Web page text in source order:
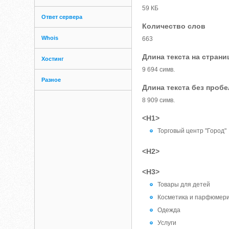
Ответ сервера
Whois
Хостинг
Разное
59 КБ
Количество слов
663
Длина текста на
9 694 симв.
Длина текста без
8 909 симв.
<H1>
Торговый центр "Город"
<H2>
<H3>
Товары для детей
Косметика и
Одежда
Услуги